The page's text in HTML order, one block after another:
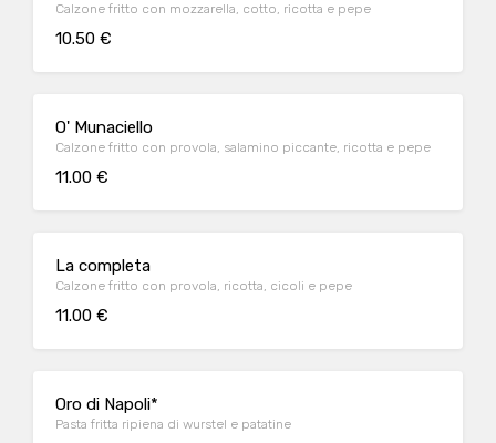
Calzone fritto con mozzarella, cotto, ricotta e pepe
10.50 €
O' Munaciello
Calzone fritto con provola, salamino piccante, ricotta e pepe
11.00 €
La completa
Calzone fritto con provola, ricotta, cicoli e pepe
11.00 €
Oro di Napoli*
Pasta fritta ripiena di wurstel e patatine